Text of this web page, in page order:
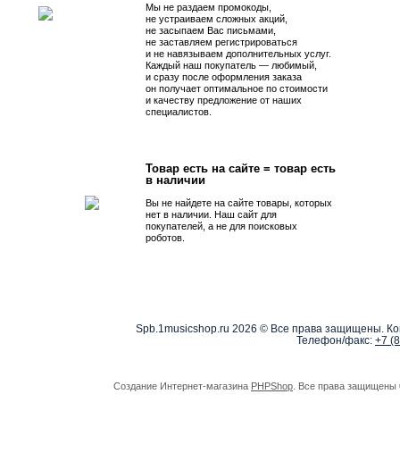
Мы не раздаем промокоды,
не устраиваем сложных акций,
не засыпаем Вас письмами,
не заставляем регистрироваться
и не навязываем дополнительных услуг.
Каждый наш покупатель — любимый,
и сразу после оформления заказа
он получает оптимальное по стоимости
и качеству предложение от наших
специалистов.
Товар есть на сайте = товар есть
в наличии
Вы не найдете на сайте товары, которых
нет в наличии. Наш сайт для
покупателей, а не для поисковых
роботов.
Spb.1musicshop.ru 2026 © Все права защищены.
Телефон/факс: +7
Создание Интернет-магазина PHPShop . Все права защищены